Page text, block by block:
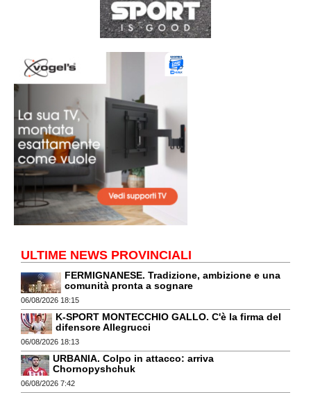
ULTIME NEWS PROVINCIALI
FERMIGNANESE. Tradizione, ambizione e una
comunità pronta a sognare
06/08/2026 18:15
K-SPORT MONTECCHIO GALLO. C'è la firma del
difensore Allegrucci
06/08/2026 18:13
URBANIA. Colpo in attacco: arriva
Chornopyshchuk
06/08/2026 7:42